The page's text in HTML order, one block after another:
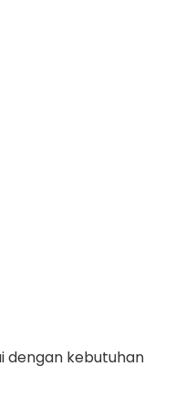
dengan kebutuhan